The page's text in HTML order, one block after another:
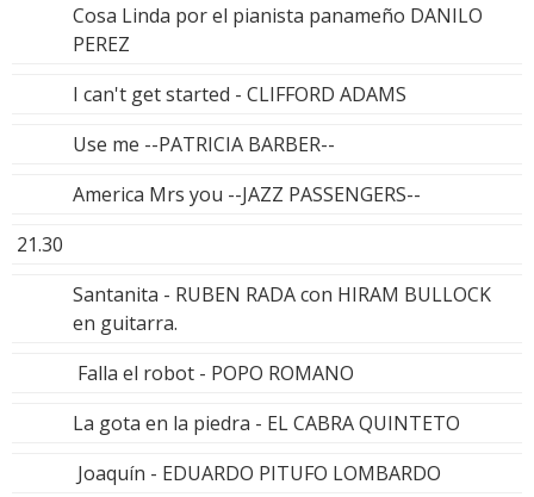
Cosa Linda por el pianista panameño DANILO
PEREZ
I can't get started - CLIFFORD ADAMS
Use me --PATRICIA BARBER--
America Mrs you --JAZZ PASSENGERS--
21.30
Santanita - RUBEN RADA con HIRAM BULLOCK
en guitarra.
Falla el robot - POPO ROMANO
La gota en la piedra - EL CABRA QUINTETO
Joaquín - EDUARDO PITUFO LOMBARDO